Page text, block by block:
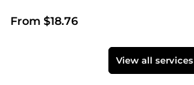
From $18.76
View all services